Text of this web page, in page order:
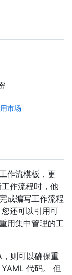
市场
作流模板，更
作流程时，他
成编写工作流程
还可以引用可
用集中管理的工
则可以确保重
代码。 但